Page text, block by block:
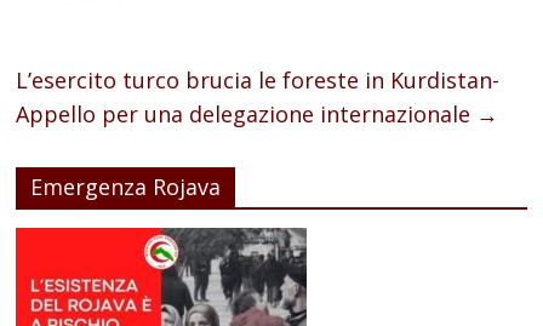
L’esercito turco brucia le foreste in Kurdistan-
Appello per una delegazione internazionale →
Emergenza Rojava